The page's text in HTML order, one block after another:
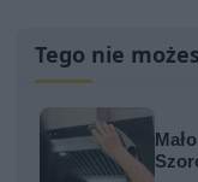
Tego nie